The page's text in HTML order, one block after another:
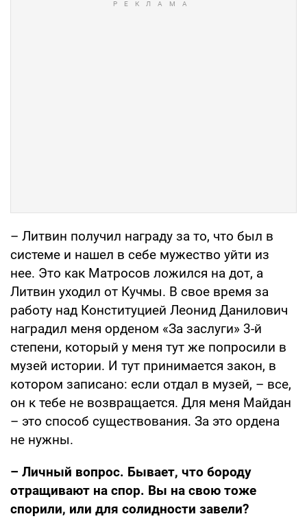
– Литвин получил награду за то, что был в
системе и нашел в себе мужество уйти из
нее. Это как Матросов ложился на дот, а
Литвин уходил от Кучмы. В свое время за
работу над Конституцией Леонид Данилович
наградил меня орденом «За заслуги» 3-й
степени, который у меня тут же попросили в
музей истории. И тут принимается закон, в
котором записано: если отдал в музей, – все,
он к тебе не возвращается. Для меня Майдан
– это способ существования. За это ордена
не нужны.
– Личный вопрос. Бывает, что бороду
отращивают на спор. Вы на свою тоже
спорили, или для солидности завели?